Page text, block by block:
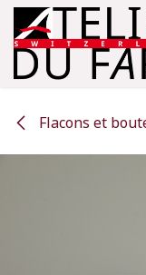
Se rendre au
Flacons et